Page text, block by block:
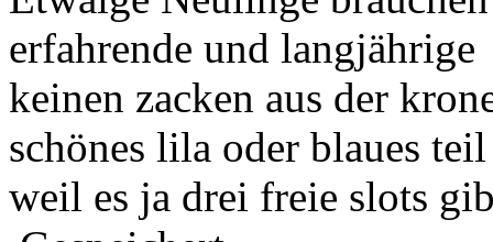
erfahrende und
keinen zacken aus der
schönes lila oder blaues
weil es ja drei freie slots